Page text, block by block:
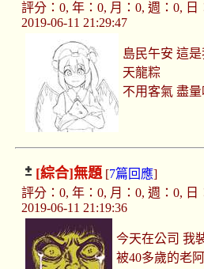
評分：0, 年：0, 月：0, 週：0, 日
2019-06-11 21:29:47
島民午安 這
天龍粽
不用客氣 盡量
[綜合]無題[7篇回應]
評分：0, 年：0, 月：0, 週：0, 日
2019-06-11 21:19:36
今天在公司 我
被40多歲的老